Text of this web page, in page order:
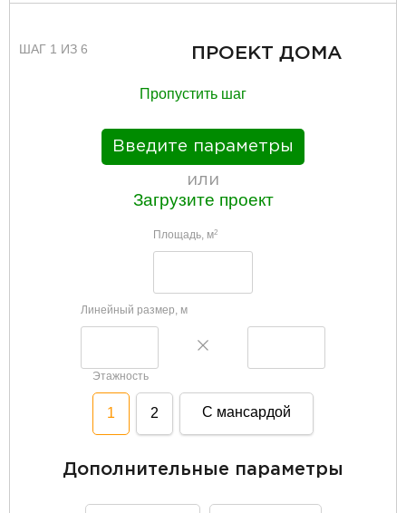
ШАГ 1 ИЗ 6 ПРОЕКТ ДОМА
Пропустить шаг
Введите параметры
или
Загрузите проект
Площадь, м2
Линейный размер, м
Этажность
1 2 С мансардой
Дополнительные параметры